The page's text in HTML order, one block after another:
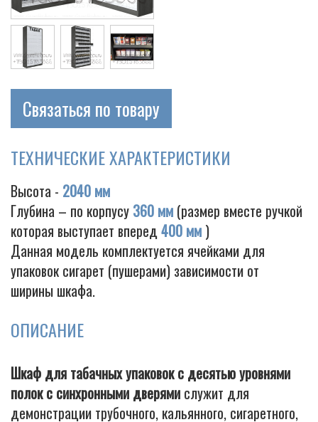
Cigarette
Связаться по товару
ТЕХНИЧЕСКИЕ ХАРАКТЕРИСТИКИ
Высота - 2040 мм
Глубина – по корпусу 360 мм (размер вместе ручкой
которая выступает вперед400 мм )
Данная модель комплектуется ячейками для
упаковок сигарет (пушерами) зависимости от
ширины шкафа.
ОПИСАНИЕ
Шкаф для табачных упаковок с десятью уровнями
полок с синхронными дверями служит для
демонстрации трубочного, кальянного, сигаретного,